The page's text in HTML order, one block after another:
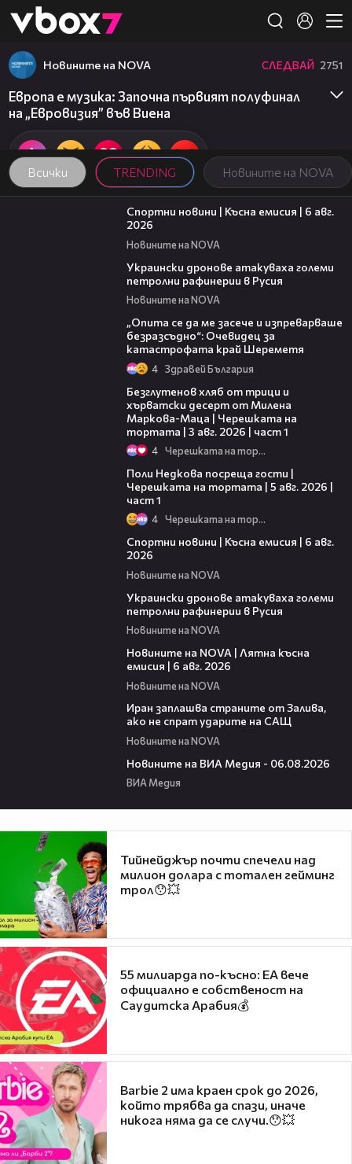
👾
Всички TRENDING Новините на NOVA
Новините на NOVA СЛЕДВАЙ 2751
Европа е музика: Започна първият полуфинал
на „Евровизия” във Виена
04:51
Спортни новини | Късна емисия | 6 авг.
2026
Новините на NOVA
Украински дронове атакуваха големи
петролни рафинерии в Русия
Новините на NOVA
„Опита се да ме засече и изпреварваше
безразсъдно“: Очевидец за
катастрофата край Шереметя
4 Здравей България
Безглутенов хляб от трици и
хърватски десерт от Милена
Маркова-Маца | Черешката на
тортата | 3 авг. 2026 | част 1
4 Черешката на тортата
Поли Недкова посреща гости |
Черешката на тортата | 5 авг. 2026 |
част 1
4 Черешката на тортата
Спортни новини | Късна емисия | 6 авг.
2026
Новините на NOVA
Украински дронове атакуваха големи
петролни рафинерии в Русия
Новините на NOVA
Новините на NOVA | Лятна късна
емисия | 6 авг. 2026
Новините на NOVA
Иран заплашва страните от Залива,
ако не спрат ударите на САЩ
Новините на NOVA
Новините на ВИА Медия - 06.08.2026
ВИА Медия
Тийнейджър почти спечели над
милион долара с тотален гейминг
трол😯💥
55 милиарда по-късно: EA вече
официално е собственост на
Саудитска Арабия💰
Barbie 2 има краен срок до 2026,
който трябва да спази, иначе
никога няма да се случи.😯💥